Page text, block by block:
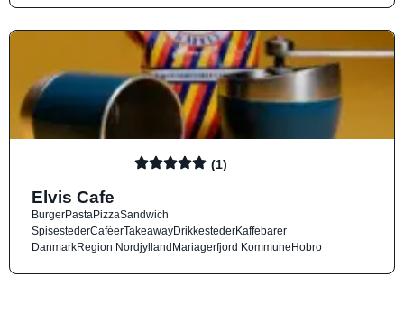
(1)
Elvis Cafe
BurgerPastaPizzaSandwich
SpisestederCaféerTakeawayDrikkestederKaffebarer
DanmarkRegion NordjyllandMariagerfjord KommuneHobro